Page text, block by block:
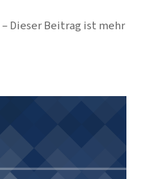
Dieser Beitrag ist mehr